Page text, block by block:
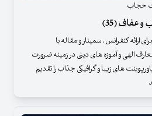
حجاب
عفاف (35)
ارائه کنفرانس ، سمینار و مقاله با
الهی و آموزه های دینی در زمینه ضرورت
های زیبا و گرافیکی جذاب را تقدیم